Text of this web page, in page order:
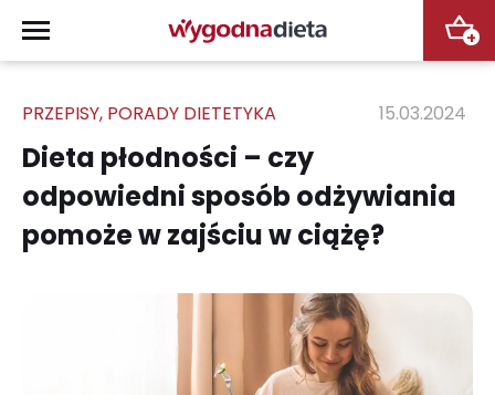
+
PRZEPISY, PORADY DIETETYKA 15.03.2024
Dieta płodności – czy
odpowiedni sposób odżywiania
pomoże w zajściu w ciążę?